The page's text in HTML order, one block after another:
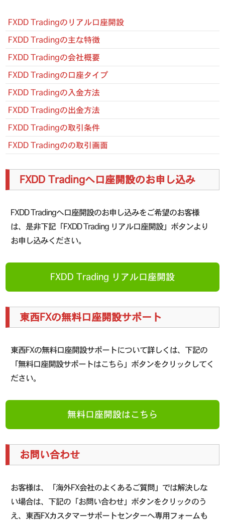
FXDD Tradingのリアル口座開設
FXDD Tradingの主な特徴
FXDD Tradingの会社概要
FXDD Tradingの口座タイプ
FXDD Tradingの入金方法
FXDD Tradingの出金方法
FXDD Tradingの取引条件
FXDD Tradingのの取引画面
FXDD Tradingへ口座開設のお申し込み
FXDD Tradingへ口座開設のお申し込みをご希望のお客様
は、是非下記「FXDD Trading リアル口座開設」ボタンより
お申し込みください。
FXDD Trading リアル口座開設
東西FXの無料口座開設サポート
東西FXの無料口座開設サポートについて詳しくは、下記の
「無料口座開設サポートはこちら」ボタンをクリックしてく
ださい。
無料口座開設はこちら
お問い合わせ
お客様は、「海外FX会社のよくあるご質問」では解決しな
い場合は、下記の「お問い合わせ」ボタンをクリックのう
え、東西FXカスタマーサポートセンターへ専用フォームも